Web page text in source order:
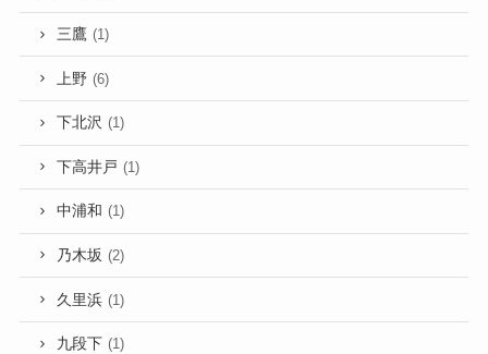
三鷹 (1)
上野 (6)
下北沢 (1)
下高井戸 (1)
中浦和 (1)
乃木坂 (2)
久里浜 (1)
九段下 (1)